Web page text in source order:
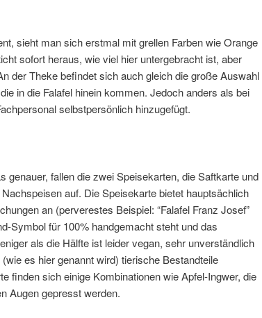
sieht man sich erstmal mit grellen Farben wie Orange
sofort heraus, wie viel hier untergebracht ist, aber
der Theke befindet sich auch gleich die große Auswahl
in die Falafel hinein kommen. Jedoch anders als bei
selbstpersönlich hinzugefügt.
genauer, fallen die zwei Speisekarten, die Saftkarte und
auf. Die Speisekarte bietet hauptsächlich
an (perverestes Beispiel: “Falafel Franz Josef”
Symbol für 100% handgemacht steht und das
als die Hälfte ist leider vegan, sehr unverständlich
es hier genannt wird) tierische Bestandteile
finden sich einige Kombinationen wie Apfel-Ingwer, die
Augen gepresst werden.